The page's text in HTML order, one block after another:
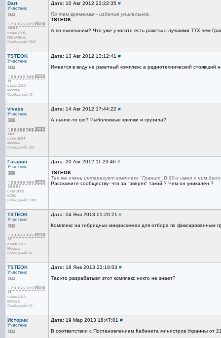
Dart
Участник
с мая 2006
http://vrtp.ru
Сообщений: 3117
Дата: 10 Авг 2012 23:22:35 #
По тем временам - изделие уникальное.
TSTEOK
А по нынешним? Что уже у когото есть ракеты с лучшими ТТХ чем
TSTEOK
Участник
с мая 2010
Москва
Сообщений: 42
Дата: 13 Авг 2012 13:12:41 #
Имеется в виду не ракетный комплекс а радиотехнический стоявший
vivass
Участник
с ноя 2004
Москва
Сообщений: 161
Дата: 14 Авг 2012 17:44:22 #
А нынче-то шо? Рыболовные крючки и грузила?
Гагарин
Участник
с окт 2005
KO50
Сообщений: 1180
Дата: 20 Авг 2012 11:23:46 #
TSTEOK
Так же очень интересует комплекс "Гранит".В 80-х имел с ним
Расскажите сообществу- что за "зверек" такой ? Чем он уникален ?
TSTEOK
Участник
с мая 2010
Москва
Сообщений: 42
Дата: 04 Янв 2013 01:20:21 #
Комплекс на гибридных микросхемах для отбора по фиксированным
TSTEOK
Участник
с мая 2010
Москва
Сообщений: 42
Дата: 19 Янв 2013 23:18:03 #
Так кто разрабатывл этот комплекс никто не знает?
Историк
Участник
Дата: 19 Мар 2013 18:47:01 #
В соответствии с Постановлением Кабинета министров Украины от